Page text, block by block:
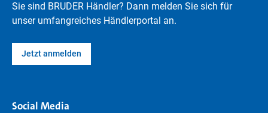
Sie sind BRUDER Händler? Dann melden Sie sich für
unser umfangreiches Händlerportal an.
Jetzt anmelden
Social Media